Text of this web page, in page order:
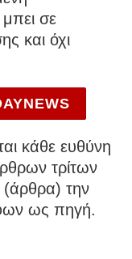
σε
και όχι
κάθε ευθύνη
τρίτων
(άρθρα) την
ως πηγή.